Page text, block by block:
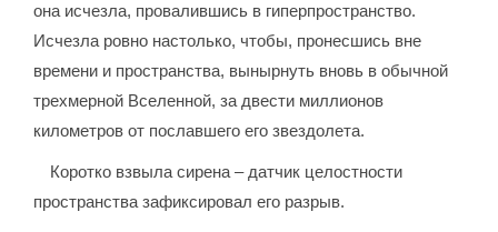
она исчезла, провалившись в гиперпространство.
Исчезла ровно настолько, чтобы, пронесшись вне
времени и пространства, вынырнуть вновь в обычной
трехмерной Вселенной, за двести миллионов
километров от пославшего его звездолета.
Коротко взвыла сирена – датчик целостности
пространства зафиксировал его разрыв.